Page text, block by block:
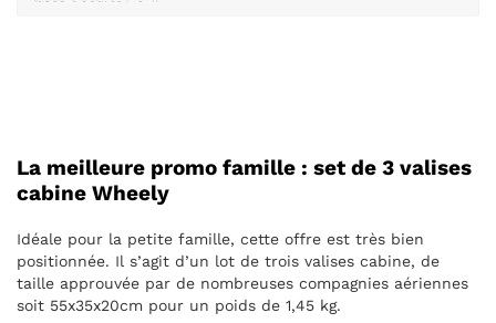
La meilleure promo famille : set de 3 valises
cabine Wheely
Idéale pour la petite famille, cette offre est très bien
positionnée. Il s’agit d’un lot de trois valises cabine, de
taille approuvée par de nombreuses compagnies aériennes
soit 55x35x20cm pour un poids de 1,45 kg.